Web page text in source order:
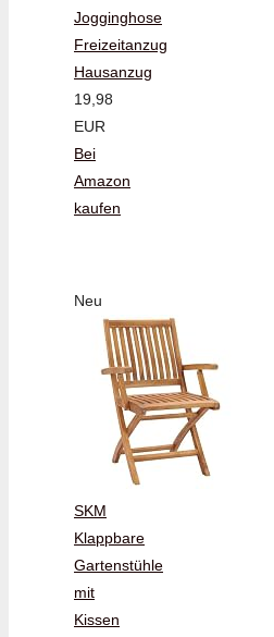
Jogginghose
Freizeitanzug
Hausanzug
19,98
EUR
Bei
Amazon
kaufen
Neu
SKM
Klappbare
Gartenstühle
mit
Kissen